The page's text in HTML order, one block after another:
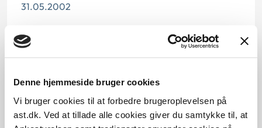
Denne hjemmeside bruger cookies
Vi bruger cookies til at forbedre brugeroplevelsen på
ast.dk. Ved at tillade alle cookies giver du samtykke til, at
31.05.2002
Offentliggørelsesdato
10.07.2013
Paragraf
§ 74 § 74a